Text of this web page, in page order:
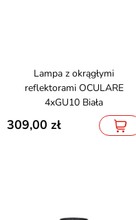
Lampa z okrągłymi
reflektorami OCULARE
4xGU10 Biała
309,00